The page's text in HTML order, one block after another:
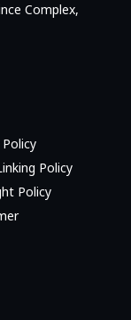
Complex,
Policy
Policy